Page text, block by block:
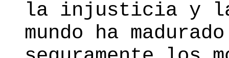
la injusticia y
mundo ha